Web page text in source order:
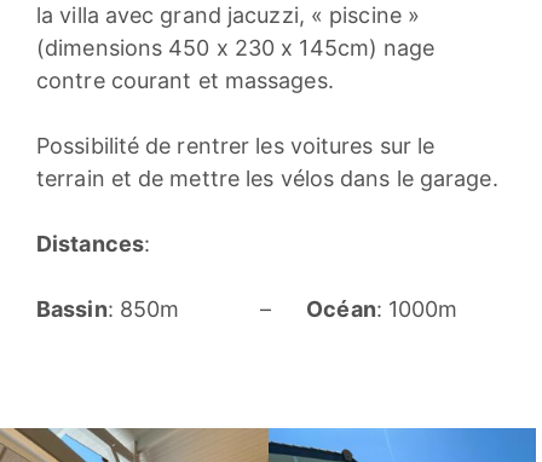
la villa avec grand jacuzzi, « piscine »
(dimensions 450 x 230 x 145cm) nage
contre courant et massages.
Possibilité de rentrer les voitures sur le
terrain et de mettre les vélos dans le garage.
Distances:
Bassin: 850m – Océan: 1000m